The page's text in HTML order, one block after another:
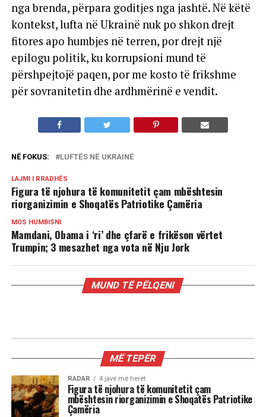
nga brenda, përpara goditjes nga jashtë. Në këtë
kontekst, lufta në Ukrainë nuk po shkon drejt
fitores apo humbjes në terren, por drejt një
epilogu politik, ku korrupsioni mund të
përshpejtojë paqen, por me kosto të frikshme
për sovranitetin dhe ardhmërinë e vendit.
NË FOKUS: LUFTËS NË UKRAINË
LAJMI I RRADHËS
Figura të njohura të komunitetit çam mbështesin
riorganizimin e Shoqatës Patriotike Çamëria
MOS HUMBISNI
Mamdani, Obama i ‘ri’ dhe çfarë e frikëson vërtet
Trumpin; 3 mesazhet nga vota në Nju Jork
MUND TË PËLQENI
MË TEPËR
RADAR 4 javë më herët
Figura të njohura të komunitetit çam
mbështesin riorganizimin e Shoqatës Patriotike
Çamëria